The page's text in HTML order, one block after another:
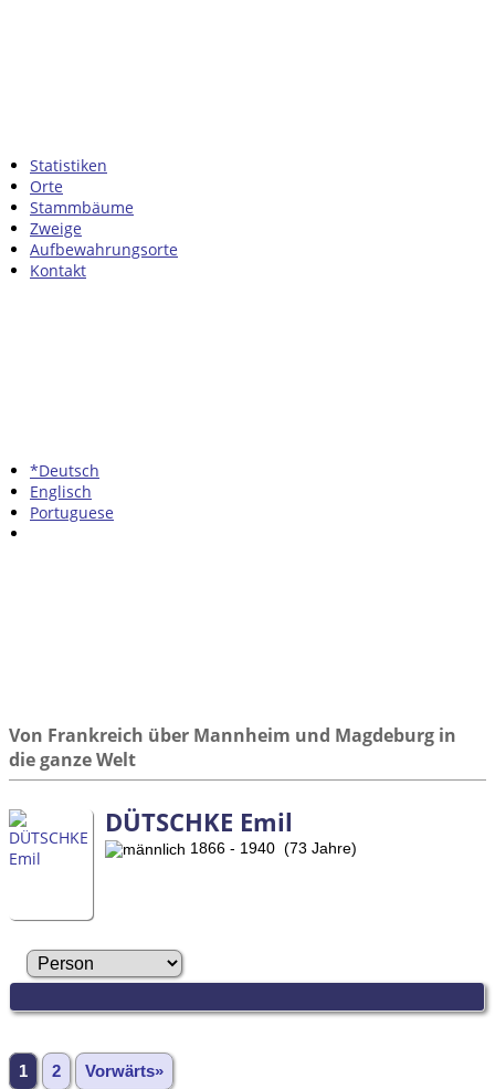
Statistiken
Orte
Stammbäume
Zweige
Aufbewahrungsorte
Kontakt
*Deutsch
Englisch
Portuguese
Von Frankreich über Mannheim und Magdeburg in
die ganze Welt
DÜTSCHKE Emil
1866 - 1940 (73 Jahre)
1 2 Vorwärts»